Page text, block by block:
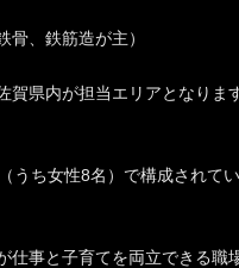
骨、鉄筋造が主）
賀県内が担当エリアとなります
うち女性8名）で構成されてい
仕事と子育てを両立できる職